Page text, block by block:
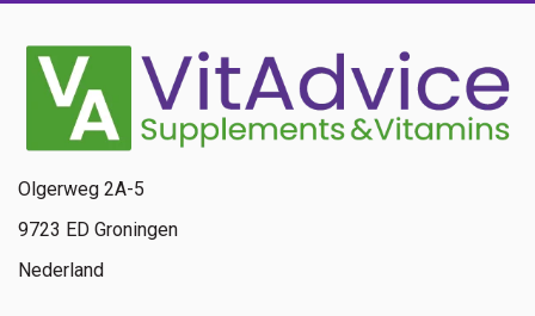
Olgerweg 2A-5
9723 ED Groningen
Nederland